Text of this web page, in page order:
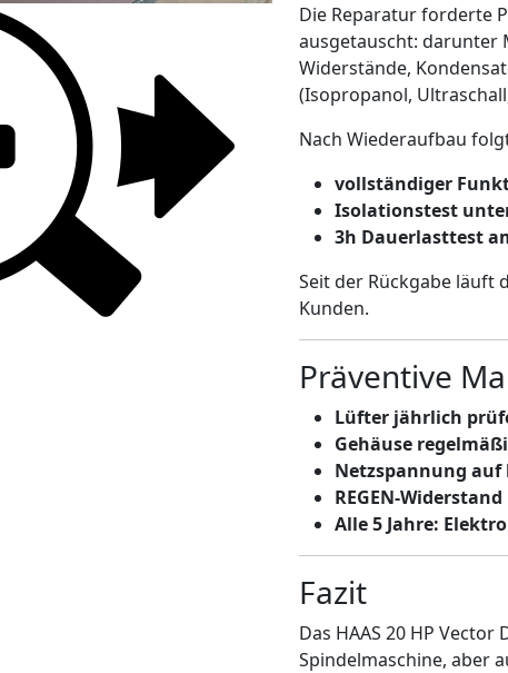
Die Reparatur forderte
ausgetauscht: darunter
Widerstände,
(Isopropanol,
Nach Wiederaufbau
vollständiger
Isolationstest
3h Dauerlasttest
Seit der Rückgabe läuft
Kunden.
Präventive
Lüfter jährlich
Gehäuse
Netzspannung auf
REGEN-
Alle 5 Jahre:
Fazit
Das HAAS 20 HP
Spindelmaschine, aber